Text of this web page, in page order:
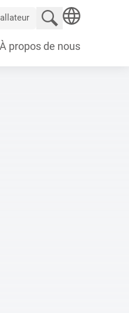
Rechercher un
À propos de nous